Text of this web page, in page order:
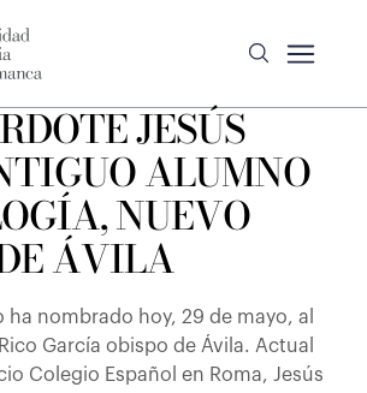
JESÚS
ALUMNO
NUEVO
ÁVILA
ha nombrado hoy, 29 de mayo, al
García obispo de Ávila. Actual
Colegio Español en Roma, Jesús